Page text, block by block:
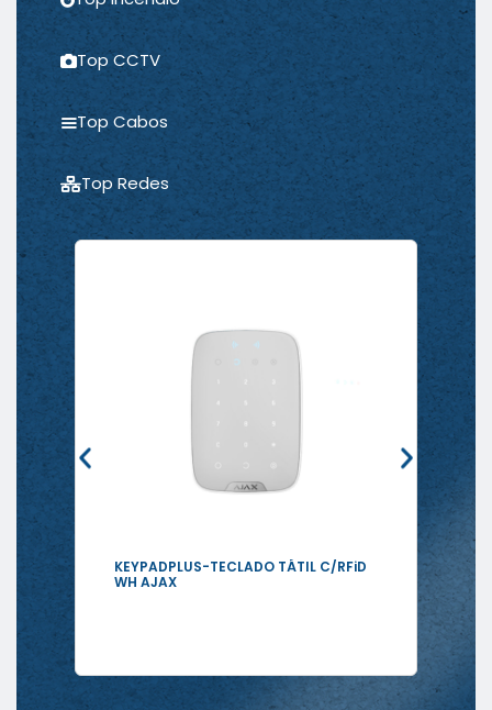
Top CCTV
Top Cabos
Top Redes
Ver mais
KEYPADPLUS-TECLADO TÁTIL C/RFiD
WH AJAX